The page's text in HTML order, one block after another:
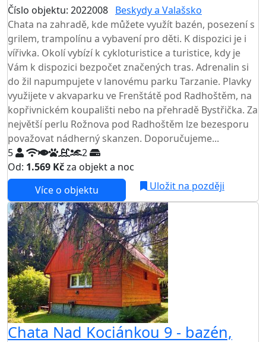
Číslo objektu: 2022008 Beskydy a Valašsko
Chata na zahradě, kde můžete využít bazén, posezení s
grilem, trampolínu a vybavení pro děti. K dispozici je i
vířivka. Okolí vybízí k cykloturistice a turistice, kdy je
Vám k dispozici bezpočet značených tras. Adrenalin si
do žil napumpujete v lanovému parku Tarzanie. Plavky
využijete v akvaparku ve Frenštátě pod Radhoštěm, na
kopřivnickém koupališti nebo na přehradě Bystřička. Za
největší perlu Rožnova pod Radhoštěm lze bezesporu
považovat nádherný skanzen. Doporučujeme...
5
2
Od: 1.569 Kčza objekt a noc
Více o objektu
Uložit na později
Chata Nad Kociánkou 9 - bazén,